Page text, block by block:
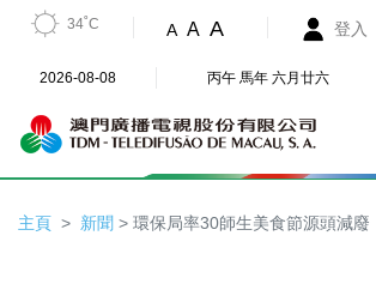
34˚C A A A 登入
2026-08-08 丙午 馬年 六月廿六
主頁 新聞 > 環保局率30師生美食節源頭減廢